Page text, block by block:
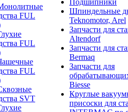
FUL
FUL
FUL
SVT
Подшипники
Шпиндельные
Teknomotor, Arel
Запчасти для
Altendorf
Запчасти для
Bermaq
Запчасти для
Biesse
Круглые
присоски для